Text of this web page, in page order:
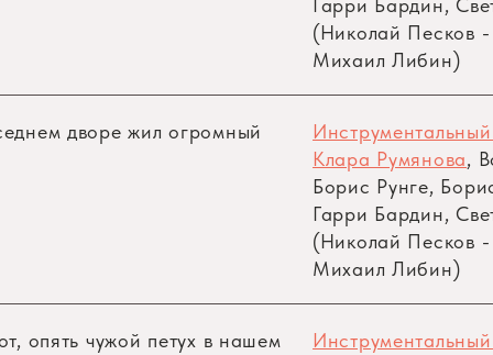
которого были необыкновенные, волшебные
И если нашему Зайцу хотелось отдохнуть от
и быстро, как ты свою вязаную шапочку.
Зайчонку такие удобные и к тому же
в огромном лесу, а там каждую минуту
знал заранее, где, по какой тропинке
место, да еще и предупредить об опасности
у добрых зверей и людей…
Гарри Бардин,
(Николай Песков -
Михаил Либин)
дворе жил огромный
Клара Румянова,
Борис Рунге,
Гарри Бардин,
(Николай Песков -
Михаил Либин)
опять чужой петух в нашем